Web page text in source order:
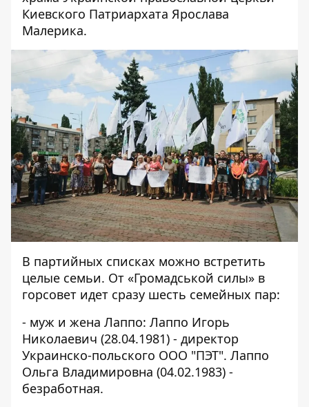
Киевского Патриархата Ярослава
Малерика.
В партийных списках можно встретить
целые семьи. От «Громадськой силы» в
горсовет идет сразу шесть семейных пар:
- муж и жена Лаппо: Лаппо Игорь
Николаевич (28.04.1981) - директор
Украинско-польского ООО "ПЭТ". Лаппо
Ольга Владимировна (04.02.1983) -
безработная.